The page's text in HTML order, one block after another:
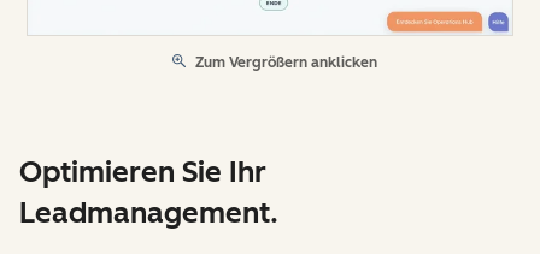
Zum Vergrößern anklicken
Optimieren Sie Ihr
Leadmanagement.